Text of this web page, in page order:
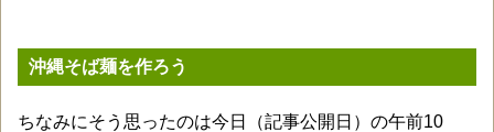
沖縄そば麺を作ろう
ちなみにそう思ったのは今日（記事公開日）の午前10